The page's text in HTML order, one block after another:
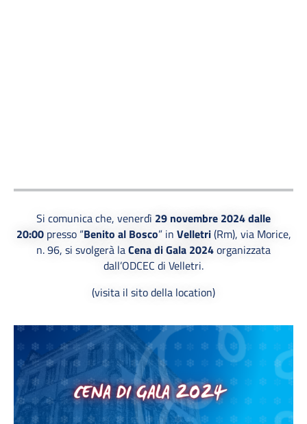
Si comunica che, venerdì 29 novembre 2024 dalle
20:00presso “Benito al Bosco” in Velletri(Rm), via Morice,
n. 96, si svolgerà laCena di Gala 2024organizzata
dall’ODCEC di Velletri.
(visita il sito della location)